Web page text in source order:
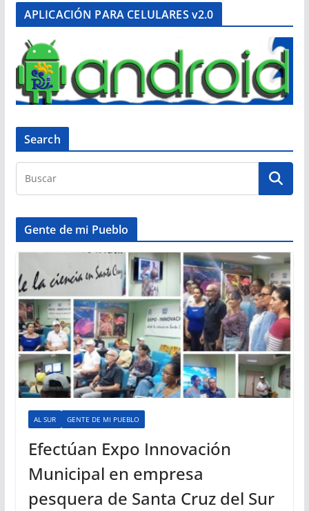
APLICACIÓN PARA CELULARES v2.0
Search
Gente de mi Pueblo
AL SUR GENTE DE MI PUEBLO
Efectúan Expo Innovación
Municipal en empresa
pesquera de Santa Cruz del Sur